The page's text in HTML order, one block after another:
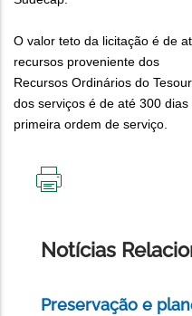
O valor teto da licitação é de
recursos proveniente dos
Recursos Ordinários do
dos serviços é de até 300
primeira ordem de serviço.
Notícias
Preservação e